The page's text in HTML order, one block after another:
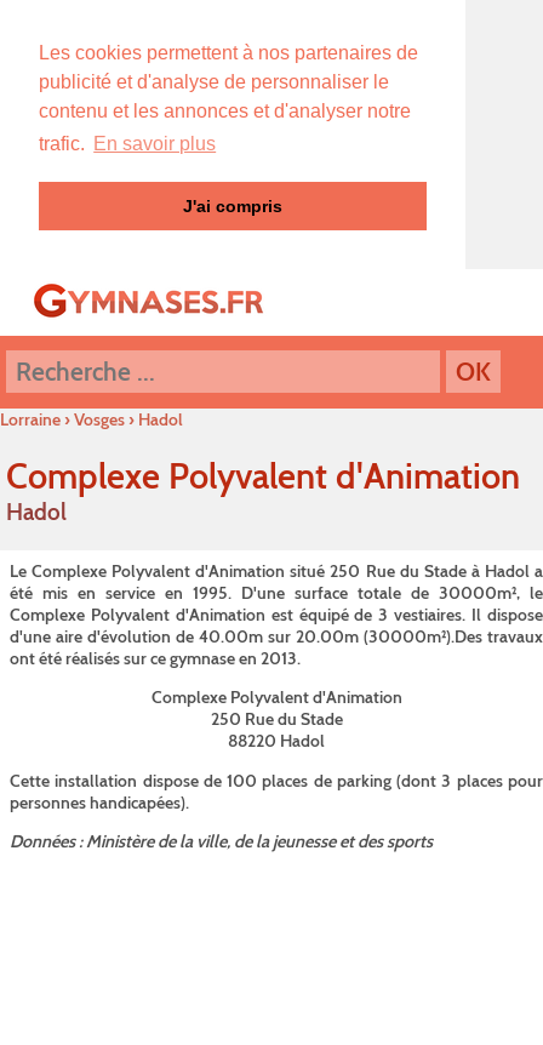
Les cookies permettent à nos partenaires de
publicité et d'analyse de personnaliser le
contenu et les annonces et d'analyser notre
trafic. En savoir plus
J'ai compris
Lorraine›Vosges› Hadol
Complexe Polyvalent d'Animation
Hadol
Le Complexe Polyvalent d'Animation situé 250 Rue du Stade à Hadol a
été mis en service en 1995. D'une surface totale de 30000m², le
Complexe Polyvalent d'Animation est équipé de 3 vestiaires. Il dispose
d'une aire d'évolution de 40.00m sur 20.00m (30000m²).Des travaux
ont été réalisés sur ce gymnase en 2013.
Complexe Polyvalent d'Animation
250 Rue du Stade
88220 Hadol
Cette installation dispose de 100 places de parking (dont 3 places pour
personnes handicapées).
Données : Ministère de la ville, de la jeunesse et des sports